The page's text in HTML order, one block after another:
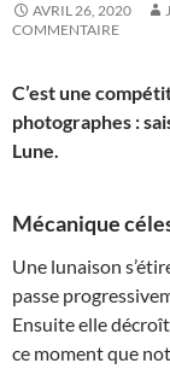
AVRIL 26, 2020
COMMENTAIRE
C’est une
photographes :
Lune.
Mécanique
Une lunaison
passe
Ensuite elle
ce moment que